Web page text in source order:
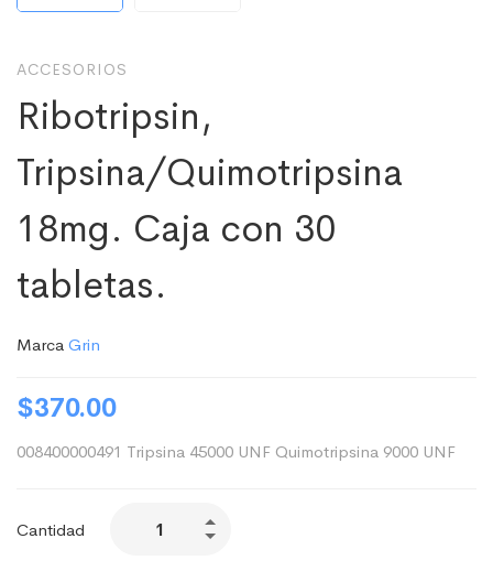
ACCESORIOS
Ribotripsin,
Tripsina/Quimotripsina
18mg. Caja con 30
tabletas.
Marca Grin
$370.00
008400000491 Tripsina 45000 UNF Quimotripsina 9000 UNF
Cantidad